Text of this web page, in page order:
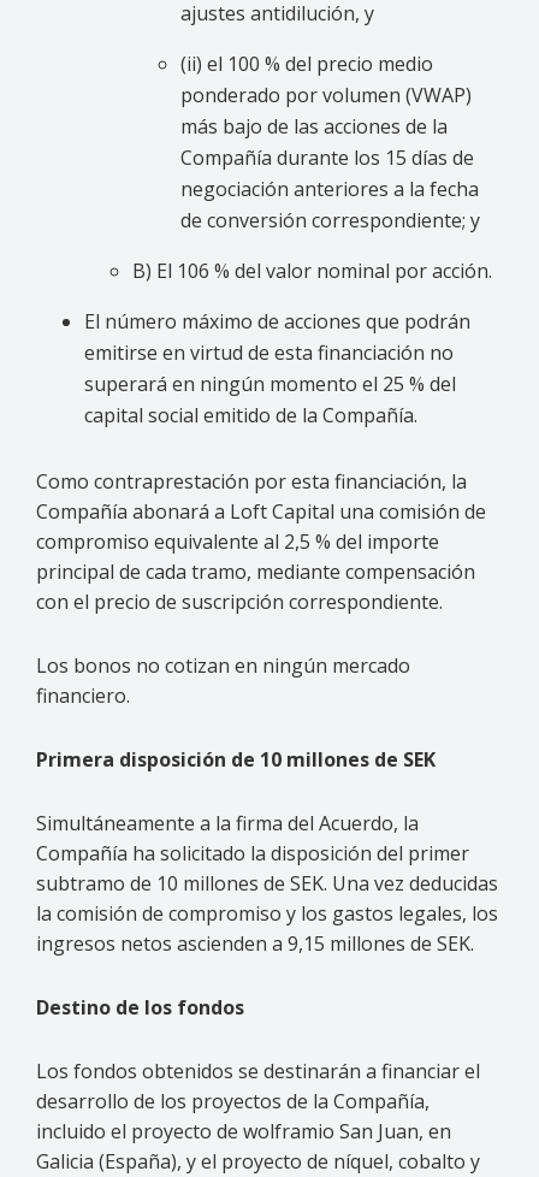
ajustes antidilución, y
(ii) el 100 % del precio medio
ponderado por volumen (VWAP)
más bajo de las acciones de la
Compañía durante los 15 días de
negociación anteriores a la fecha
de conversión correspondiente; y
B) El 106 % del valor nominal por acción.
El número máximo de acciones que podrán
emitirse en virtud de esta financiación no
superará en ningún momento el 25 % del
capital social emitido de la Compañía.
Como contraprestación por esta financiación, la
Compañía abonará a Loft Capital una comisión de
compromiso equivalente al 2,5 % del importe
principal de cada tramo, mediante compensación
con el precio de suscripción correspondiente.
Los bonos no cotizan en ningún mercado
financiero.
Primera disposición de 10 millones de SEK
Simultáneamente a la firma del Acuerdo, la
Compañía ha solicitado la disposición del primer
subtramo de 10 millones de SEK. Una vez deducidas
la comisión de compromiso y los gastos legales, los
ingresos netos ascienden a 9,15 millones de SEK.
Destino de los fondos
Los fondos obtenidos se destinarán a financiar el
desarrollo de los proyectos de la Compañía,
incluido el proyecto de wolframio San Juan, en
Galicia (España), y el proyecto de níquel, cobalto y